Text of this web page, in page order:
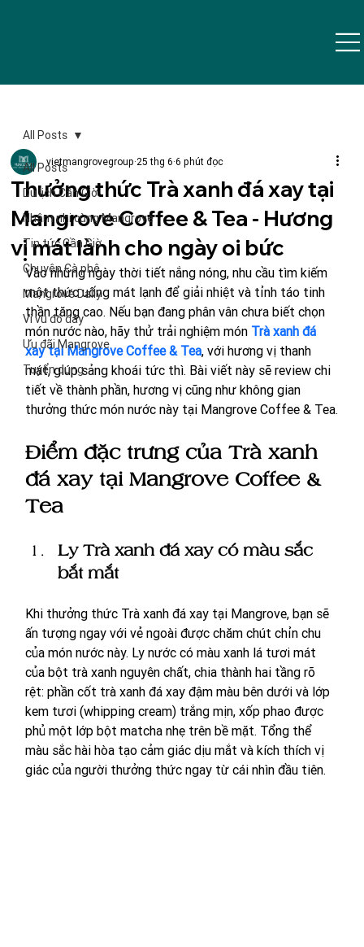
All Posts
Du lịch Cần Giờ
Nhâm nhi cùng Mangrove
Tin tức Cần Giờ
Chuyện Cà phê
Mangrove Daily
Vi vu đó đây
Ưu đãi Mangrove
Tuyển dụng
All Posts
Thưởng thức Trà xanh đá xay tại
Mangrove Coffee & Tea - Hương
vị mát lành cho ngày oi bức
vietmangrovegroup 25 thg 6 6 phút đọc
Vào những ngày thời tiết nắng nóng, nhu cầu tìm kiếm
một thức uống mát lạnh để giải nhiệt và tỉnh táo tinh
thần tăng cao. Nếu bạn đang phân vân chưa biết chọn
món nước nào, hãy thử trải nghiệm món Trà xanh đá
xay tại Mangrove Coffee & Tea, với hương vị thanh
mát, giúp sảng khoái tức thì. Bài viết này sẽ review chi
tiết về thành phần, hương vị cũng như không gian
thưởng thức món nước này tại Mangrove Coffee & Tea.
Điểm đặc trưng của Trà xanh
đá xay tại Mangrove Coffee &
Tea
Ly Trà xanh đá xay có màu sắc
bắt mắt
Khi thưởng thức Trà xanh đá xay tại Mangrove, bạn sẽ
ấn tượng ngay với vẻ ngoài được chăm chút chỉn chu
của món nước này. Ly nước có màu xanh lá tươi mát
của bột trà xanh nguyên chất, chia thành hai tầng rõ
rệt: phần cốt trà xanh đá xay đậm màu bên dưới và lớp
kem tươi (whipping cream) trắng mịn, xốp phao được
phủ một lớp bột matcha nhẹ trên bề mặt. Tổng thể
màu sắc hài hòa tạo cảm giác dịu mắt và kích thích vị
giác của người thưởng thức ngay từ cái nhìn đầu tiên.